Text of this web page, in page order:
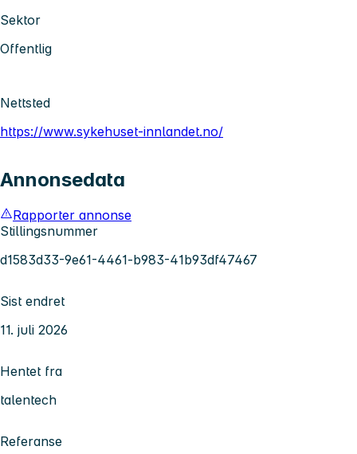
Sektor
Offentlig
Nettsted
https://www.sykehuset-innlandet.no/
Annonsedata
Rapporter annonse
Stillingsnummer
d1583d33-9e61-4461-b983-41b93df47467
Sist endret
11. juli 2026
Hentet fra
talentech
Referanse